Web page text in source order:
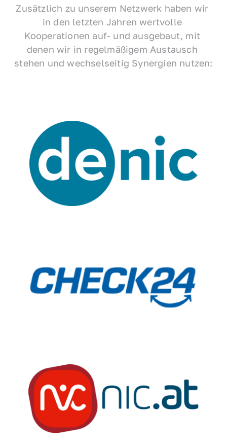
Zusätzlich zu unserem Netzwerk haben wir
in den letzten Jahren wertvolle
Kooperationen auf- und ausgebaut, mit
denen wir in regelmäßigem Austausch
stehen und wechselseitig Synergien nutzen: